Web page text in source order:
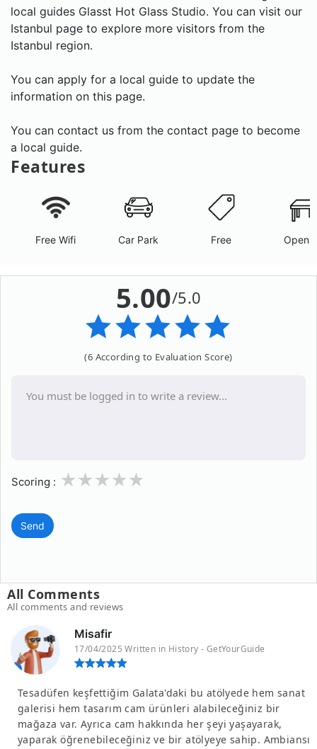
local guides Glasst Hot Glass Studio. You can visit our
Istanbul page to explore more visitors from the
Istanbul region.
You can apply for a local guide to update the
information on this page.
You can contact us from the contact page to become
a local guide.
Features
Free Wifi Car Park Free Open
5.00/5.0
(6 According to Evaluation Score)
Scoring : 3
2
1
Send
All Comments
All comments and reviews
Misafir
17/04/2025 Written in History - GetYourGuide
Tesadüfen keşfettiğim Galata'daki bu atölyede hem sanat
galerisi hem tasarım cam ürünleri alabileceğiniz bir
mağaza var. Ayrıca cam hakkında her şeyi yaşayarak,
yaparak öğrenebileceğiniz ve bir atölyeye sahip. Ambiansı